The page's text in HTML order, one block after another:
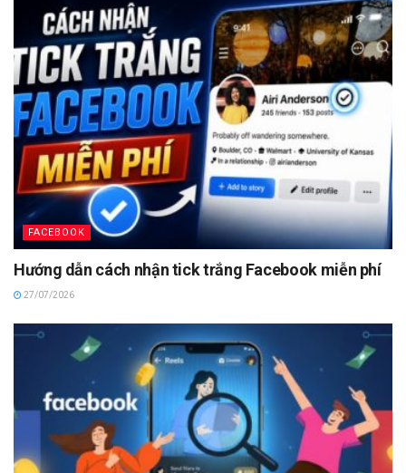
FACEBOOK
Hướng dẫn cách nhận tick trắng Facebook miễn phí
27/07/2026